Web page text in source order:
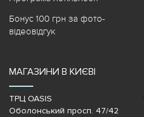
Бонус 100 грн за фото-
відеовідгук
МАГАЗИНИ В КИЄВІ
ТРЦ OASIS
Оболонський просп. 47/42